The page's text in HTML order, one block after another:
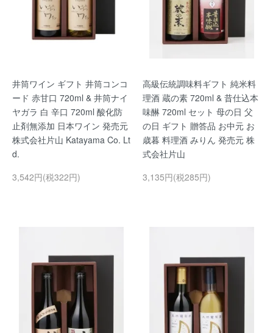
井筒ワイン ギフト 井筒コンコ
ード 赤甘口 720ml & 井筒ナイ
ヤガラ 白 辛口 720ml 酸化防
止剤無添加 日本ワイン 発売元
株式会社片山 Katayama Co. Lt
d.
3,542円(税322円)
高級伝統調味料ギフト 純米料
理酒 蔵の素 720ml & 昔仕込本
味醂 720ml セット 母の日 父
の日 ギフト 贈答品 お中元 お
歳暮 料理酒 みりん 発売元 株
式会社片山
3,135円(税285円)